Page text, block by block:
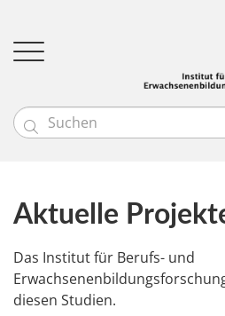
Profil
Unsere Kund:innen
Kontakt
Bildungsgütesiegel
Bildungseinrichtungen
Bibliotheken (Q-BIB)
Forschung
Aktuelle Projekte
Abgeschlossene Projekte
Projektsuche

Aktuelle
Das Institut für Berufs- und
diesen Studien.